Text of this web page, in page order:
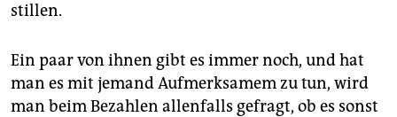
stillen.
Ein paar von ihnen gibt es immer noch, und hat
man es mit jemand Aufmerksamem zu tun, wird
man beim Bezahlen allenfalls gefragt, ob es sonst